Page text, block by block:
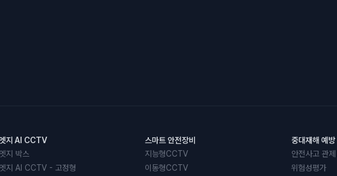
지 AI CCTV
엣지 박스
엣지 AI CCTV - 고정형
스마트 안전장비
지능형CCTV
이동형CCTV
중대재해 예방
안전사고 관제
위험성평가